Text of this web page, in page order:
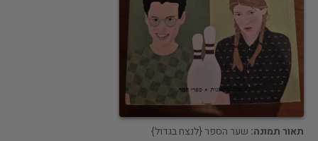
תאור תמונה: שער הספר {לנצח בגדול}